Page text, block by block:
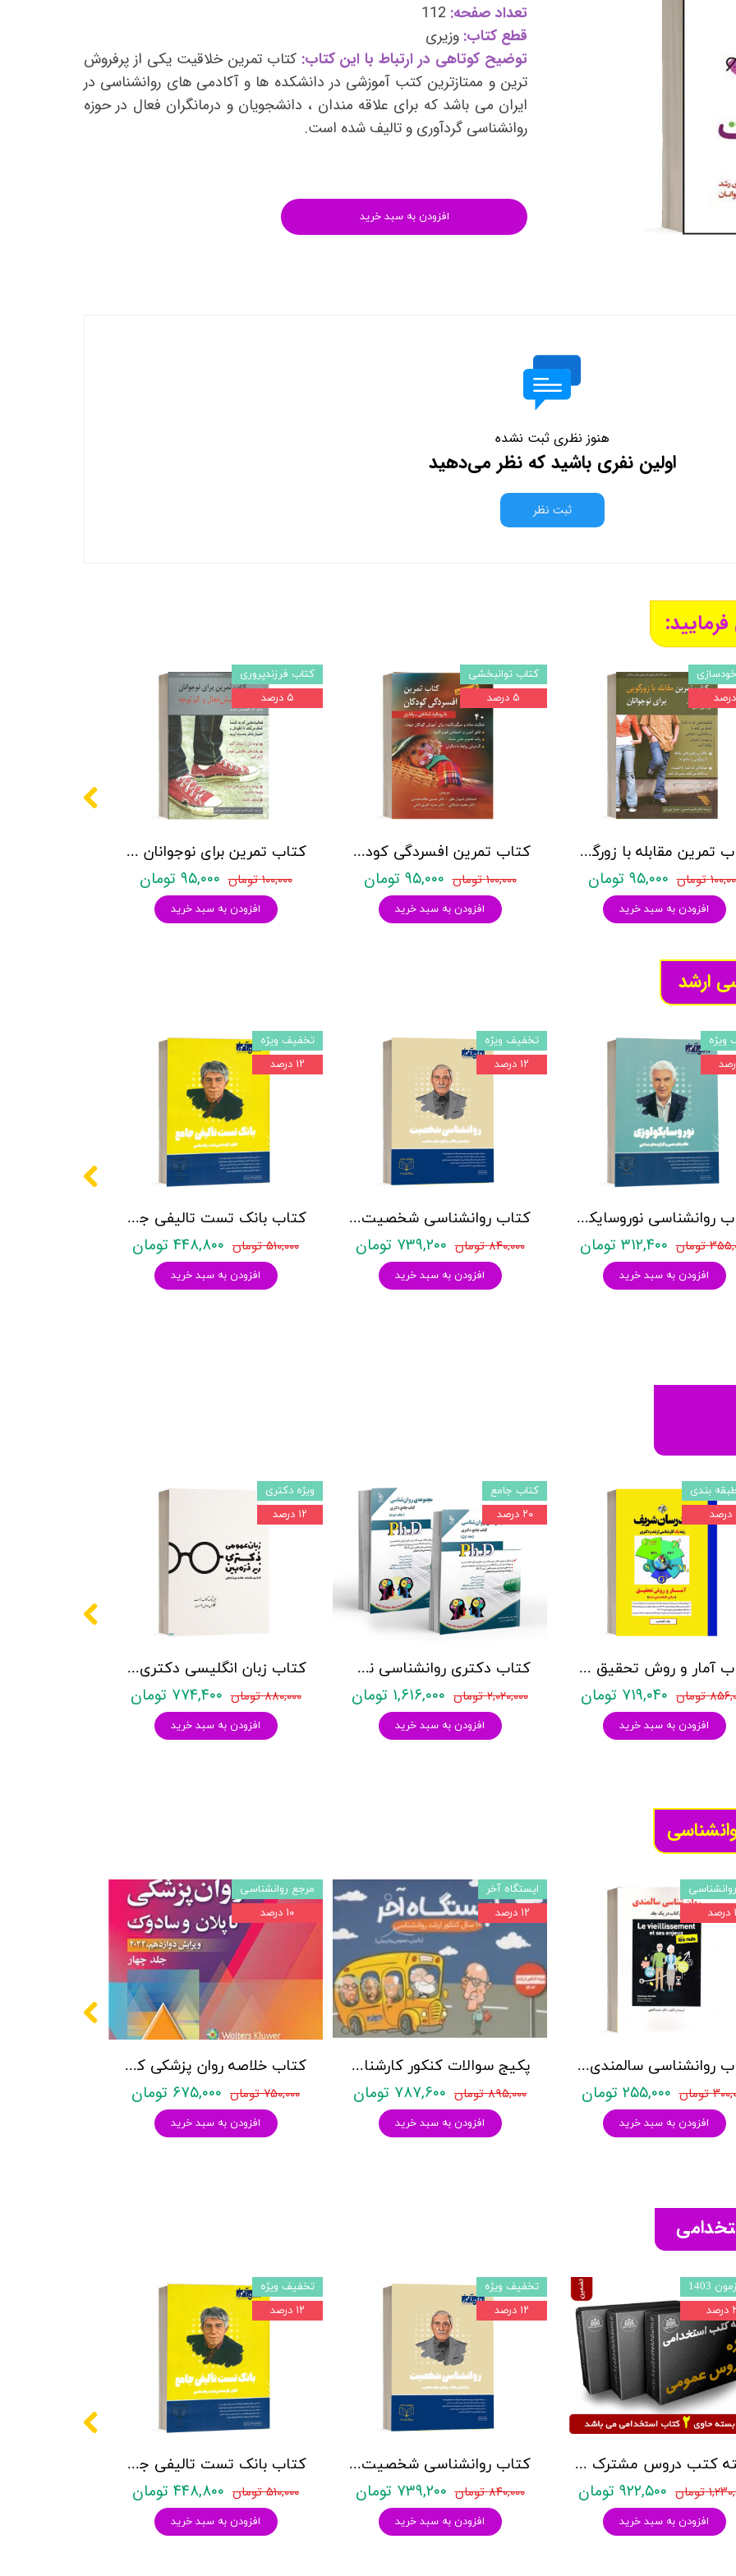
روانشناسی (تست شخصیت)
کتب فرزندپروری و تربیت کودک
کتب روانشناسی خانواده
کتب فن بیان و سخنوری
انتشارات ساوالان
انتشارات قطره
تعداد صفحه: 112
قطع کتاب: وزیری
توضیح کوتاهی در ارتباط با این کتاب: کتاب تمرین خلاقیت یکی از پرفروش
ترین و ممتازترین کتب آموزشی در دانشکده ها و آکادمی های روانشناسی در
ایران می باشد که برای علاقه مندان ، دانشجویان و درمانگران فعال در حوزه
روانشناسی گردآوری و تالیف شده است.
افزودن به سبد خرید
هنوز نظری ثبت نشده
اولین نفری باشید که نظر می‌دهید
ثبت نظر
کتاب تمرین برای نوجوانان بیش فعال و كم توجه - نشر روان
۱۰۰,۰۰۰ تومان ۹۵,۰۰۰ تومان
افزودن به سبد خرید
کتاب فرزندپروری
۵ درصد
کتاب تمرین افسردگی كودكان با رویكرد شناختی-رفتاری - سارا حمیل - نشر روان
۱۰۰,۰۰۰ تومان ۹۵,۰۰۰ تومان
افزودن به سبد خرید
کتاب توانبخشی
۵ درصد
کتاب تمرین مقابله با زورگویی برای نوجوانان - نشر روان
تومان ۹۵,۰۰۰ تومان
افزودن به سبد خرید
کتاب بانک تست تالیفی جامع روان آموز
۵۱۰,۰۰۰ تومان ۴۴۸,۸۰۰ تومان
افزودن به سبد خرید
تخفیف ویژه
۱۲ درصد
کتاب روانشناسی شخصیت نشر روان آموز زهرا ساعدی
۸۴۰,۰۰۰ تومان ۷۳۹,۲۰۰ تومان
افزودن به سبد خرید
تخفیف ویژه
۱۲ درصد
کتاب روانشناسی نوروسایکولوژی نشر روان آموز حمیده نامداری
تومان ۳۱۲,۴۰۰ تومان
افزودن به سبد خرید
ویژه
ارشد
کتاب زبان انگلیسی دکتری زیر ذره بین هادی جهانشاهی
۸۸۰,۰۰۰ تومان ۷۷۴,۴۰۰ تومان
افزودن به سبد خرید
ویژه دکتری
۱۲ درصد
کتاب دکتری روانشناسی نشر آراه - دو جلدی
۲,۰۲۰,۰۰۰ تومان ۱,۶۱۶,۰۰۰ تومان
افزودن به سبد خرید
کتاب جامع
۲۰ درصد
کتاب آمار و روش تحقیق مدرسان شریف
تومان ۷۱۹,۰۴۰ تومان
افزودن به سبد خرید
بندی
کتاب خلاصه روان پزشکی کاپلان و سادوک ویراست دوازدهم 2022 - جلد4- بنجامین جیمز سادوک ، ویرجینیا آلکوت سادوک ، پدرو روئیز - نشر ارجمند
۷۵۰,۰۰۰ تومان ۶۷۵,۰۰۰ تومان
افزودن به سبد خرید
مرجع روانشناسی
۱۰ درصد
پکیج سوالات کنکور کارشناسی ارشد روانشناسی (بالینی، عمومی و تربیتی) با پاسخنامه تشریحی روان آموز
۸۹۵,۰۰۰ تومان ۷۸۷,۶۰۰ تومان
افزودن به سبد خرید
ایستگاه آخر
۱۲ درصد
کتاب روانشناسی سالمندی - (2 كتاب در 1 جلد) - حمزه گنجی - نشر ساوالان
تومان ۲۵۵,۰۰۰ تومان
افزودن به سبد خرید
کتاب بانک تست تالیفی جامع روان آموز
۵۱۰,۰۰۰ تومان ۴۴۸,۸۰۰ تومان
افزودن به سبد خرید
تخفیف ویژه
۱۲ درصد
کتاب روانشناسی شخصیت نشر روان آموز زهرا ساعدی
۸۴۰,۰۰۰ تومان ۷۳۹,۲۰۰ تومان
افزودن به سبد خرید
تخفیف ویژه
۱۲ درصد
بسته کتب دروس مشترک عمومی اختصاصی آزمون استخدامی آموزش و پرورش نشر چهارخونه
تومان ۹۲۲,۵۰۰ تومان
افزودن به سبد خرید
1403